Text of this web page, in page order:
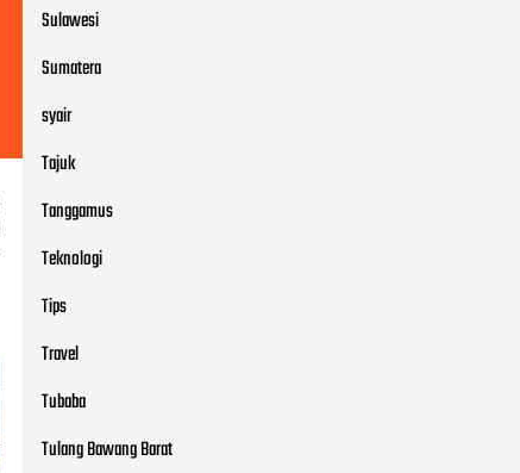
Sulawesi
Sumatera
syair
Tajuk
Tanggamus
Teknologi
Tips
Travel
Tubaba
Tulang Bawang Barat